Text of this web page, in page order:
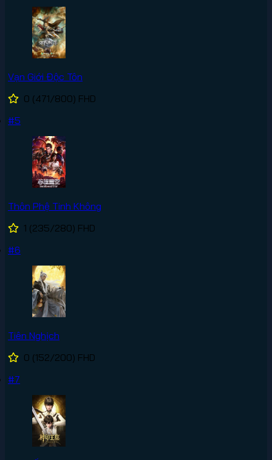
Vạn Giới Độc Tôn
0 (471/800) FHD
#5
Thôn Phệ Tinh Không
1 (235/280) FHD
#6
Tiên Nghịch
0 (152/200) FHD
#7